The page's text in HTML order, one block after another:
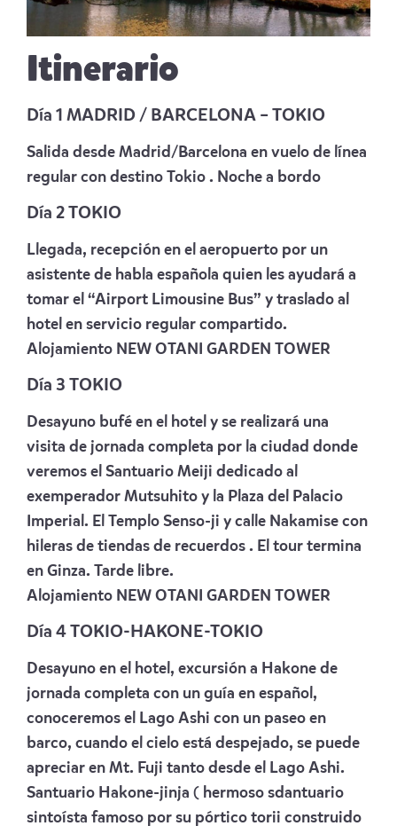
Itinerario
Día 1 MADRID / BARCELONA – TOKIO
Salida desde Madrid/Barcelona en vuelo de línea
regular con destino Tokio . Noche a bordo
Día 2 TOKIO
Llegada, recepción en el aeropuerto por un
asistente de habla española quien les ayudará a
tomar el “Airport Limousine Bus” y traslado al
hotel en servicio regular compartido.
Alojamiento NEW OTANI GARDEN TOWER
Día 3 TOKIO
Desayuno bufé en el hotel y se realizará una
visita de jornada completa por la ciudad donde
veremos el Santuario Meiji dedicado al
exemperador Mutsuhito y la Plaza del Palacio
Imperial. El Templo Senso-ji y calle Nakamise con
hileras de tiendas de recuerdos . El tour termina
en Ginza. Tarde libre.
Alojamiento NEW OTANI GARDEN TOWER
Día 4 TOKIO-HAKONE-TOKIO
Desayuno en el hotel, excursión a Hakone de
jornada completa con un guía en español,
conoceremos el Lago Ashi con un paseo en
barco, cuando el cielo está despejado, se puede
apreciar en Mt. Fuji tanto desde el Lago Ashi.
Santuario Hakone-jinja ( hermoso sdantuario
sintoísta famoso por su pórtico torii construido